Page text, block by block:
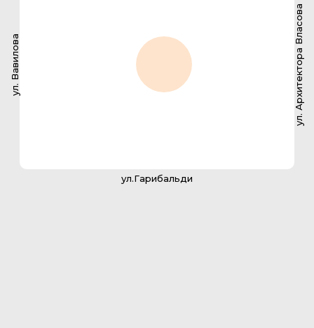
ул. Вавилова
ул.Гарибальди
ул. Архитектора Власова